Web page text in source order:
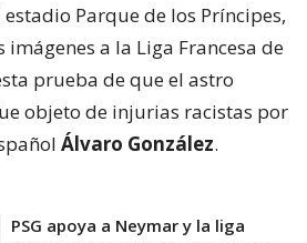
Parque de los Príncipes,
imágenes a la Liga Francesa de
prueba de que el astro
objeto de injurias racistas por
Álvaro González.
PSG apoya a Neymar y la liga